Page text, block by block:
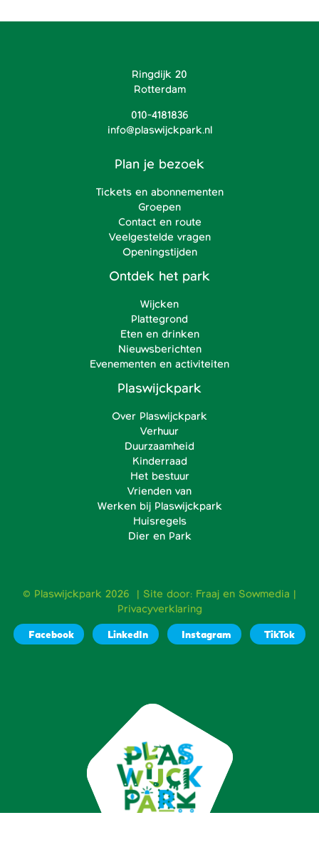
Ringdijk 20
Rotterdam
010-4181836
info@plaswijckpark.nl
Plan je bezoek
Tickets en abonnementen
Groepen
Contact en route
Veelgestelde vragen
Openingstijden
Ontdek het park
Wijcken
Plattegrond
Eten en drinken
Nieuwsberichten
Evenementen en activiteiten
Plaswijckpark
Over Plaswijckpark
Verhuur
Duurzaamheid
Kinderraad
Het bestuur
Vrienden van
Werken bij Plaswijckpark
Huisregels
Dier en Park
© Plaswijckpark 2026 | Site door: Fraaj en Sowmedia |
Privacyverklaring
Facebook
LinkedIn Instagram TikTok